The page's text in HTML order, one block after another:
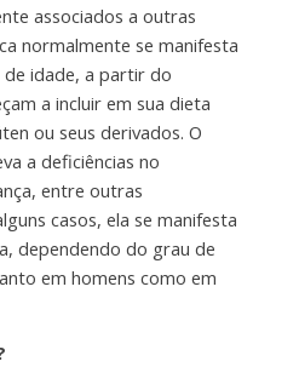
associados a outras
normalmente se manifesta
de idade, a partir do
a incluir em sua dieta
ou seus derivados. O
a deficiências no
entre outras
casos, ela se manifesta
dependendo do grau de
em homens como em